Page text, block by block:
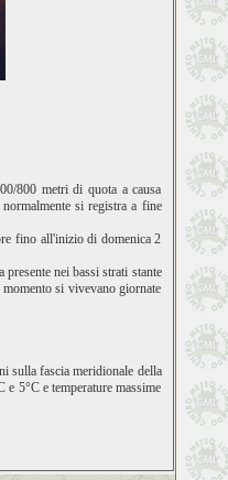
800 metri di quota a causa
si registra a fine
fino all'inizio di domenica 2
nei bassi strati stante
si vivevano giornate
sulla fascia meridionale della
5°C e temperature massime